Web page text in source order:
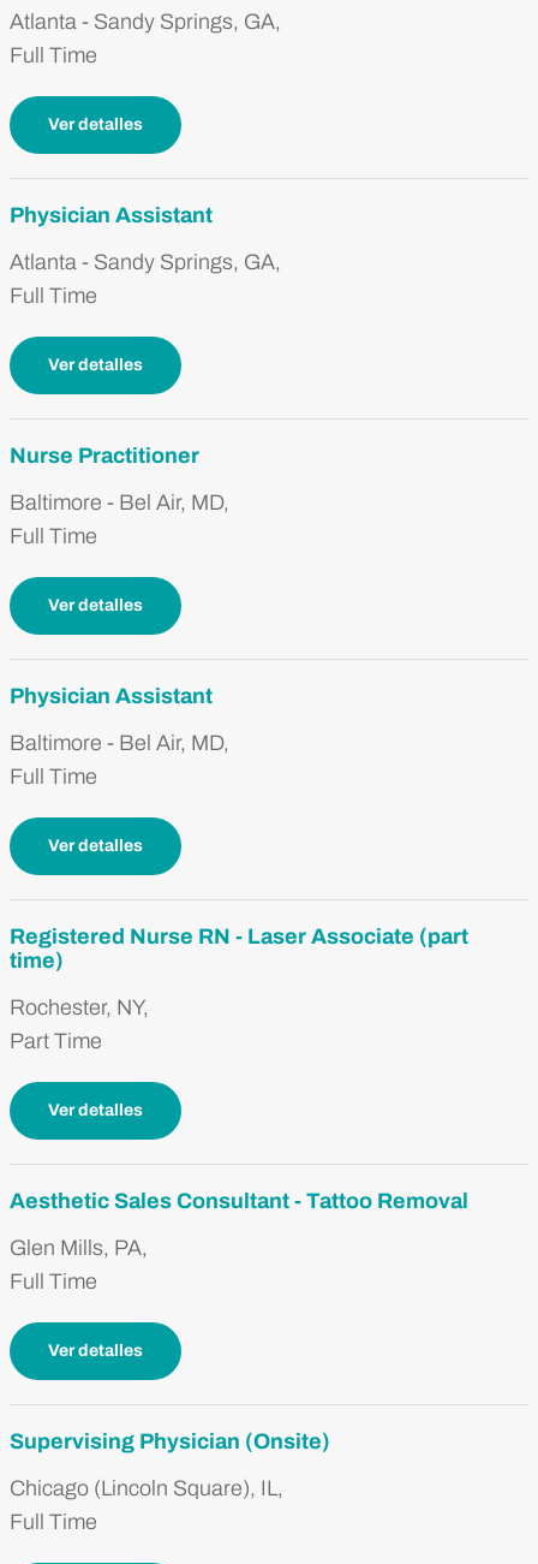
Atlanta - Sandy Springs, GA,
Full Time
Ver detalles
Physician Assistant
Atlanta - Sandy Springs, GA,
Full Time
Ver detalles
Nurse Practitioner
Baltimore - Bel Air, MD,
Full Time
Ver detalles
Physician Assistant
Baltimore - Bel Air, MD,
Full Time
Ver detalles
Registered Nurse RN - Laser Associate (part
time)
Rochester, NY,
Part Time
Ver detalles
Aesthetic Sales Consultant - Tattoo Removal
Glen Mills, PA,
Full Time
Ver detalles
Supervising Physician (Onsite)
Chicago (Lincoln Square), IL,
Full Time